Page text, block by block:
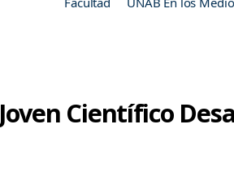
Joven Científico